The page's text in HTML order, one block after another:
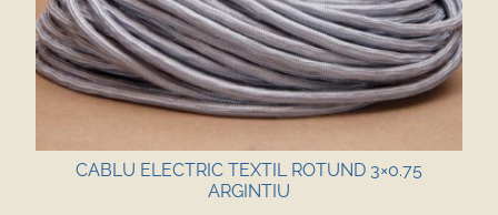
CABLU ELECTRIC TEXTIL ROTUND 3×0.75
ARGINTIU